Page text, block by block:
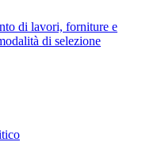
di lavori, forniture e
di selezione